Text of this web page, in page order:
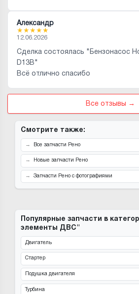
Александр
★★★★★
12.06.2026
Сделка состоялась "Бензонасос
D13B"
Всё отлично спасибо
Все отзывы →
Смотрите также:
Все запчасти Рено
Новые запчасти Рено
Запчасти Рено с фотографиями
Популярные запчасти в
элементы ДВС"
Двигатель
Стартер
Подушка двигателя
Турбина